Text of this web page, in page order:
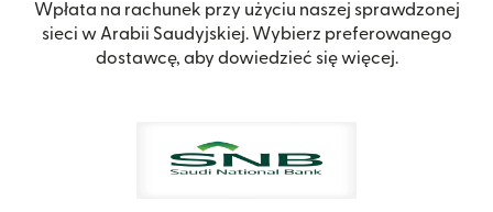
Wpłata na rachunek przy użyciu naszej sprawdzonej
sieci w Arabii Saudyjskiej. Wybierz preferowanego
dostawcę, aby dowiedzieć się więcej.